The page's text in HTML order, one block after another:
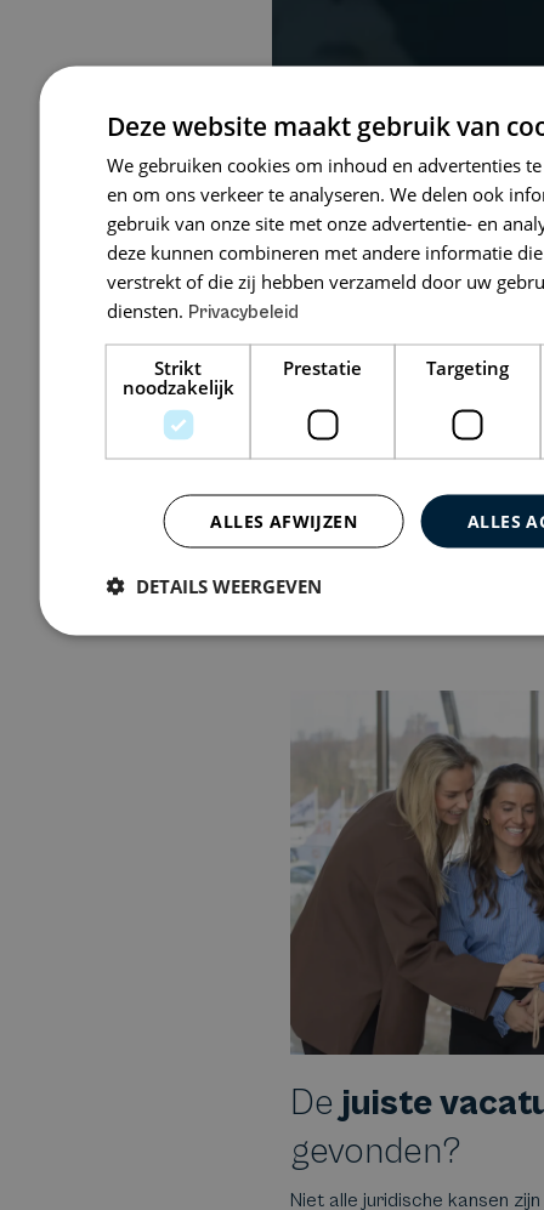
GMW
HAAG
Bekijk 0 vacatures
De juiste
gevonden?
Niet alle juridische kansen
Deze website maakt gebruik van
We gebruiken cookies om inhoud en advertenties
en om ons verkeer te analyseren. We delen ook
gebruik van onze site met onze advertentie- en
deze kunnen combineren met andere informatie
verstrekt of die zij hebben verzameld door uw
diensten. Privacybeleid
Strikt
noodzakelijk
Prestatie Targeting
ALLES
ALLES AFWIJZEN
DETAILS WEERGEVEN